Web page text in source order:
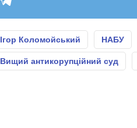
Ігор Коломойський НАБУ
Вищий антикорупційний суд